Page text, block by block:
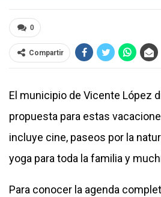
0
Compartir
El municipio de Vicente López
propuesta para estas
incluye cine, paseos por la
yoga para toda la familia y
Para conocer la agenda